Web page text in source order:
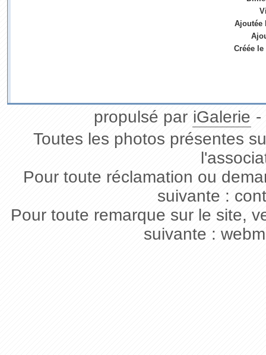
Ajoutée
Créée le
propulsé par iGalerie -
Toutes les photos présentes
Pour toute réclamation ou
suivante :
Pour toute remarque sur le site,
suivante :